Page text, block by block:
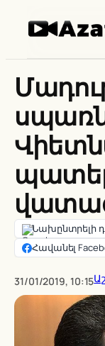
Նախընտրելի
Հավանել
31/01/2019, 10:15